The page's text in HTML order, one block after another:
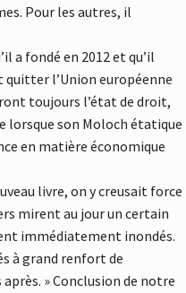
Pour les autres, il
a fondé en 2012 et qu’il
l’Union européenne
toujours l’état de droit,
lorsque son Moloch étatique
en matière économique
livre, on y creusait force
mirent au jour un certain
immédiatement inondés.
à grand renfort de
» Conclusion de notre